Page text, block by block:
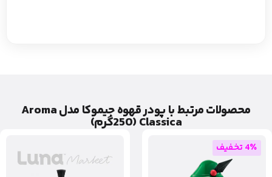
محصولات مرتبط با پودر قهوه جیموکا مدل Aroma
Classica (250گرم)
4٪ تخفیف